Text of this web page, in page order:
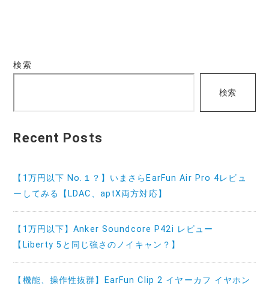
検索
検索
Recent Posts
【1万円以下 No.１？】いまさらEarFun Air Pro 4レビュ
ーしてみる【LDAC、aptX両方対応】
【1万円以下】Anker Soundcore P42i レビュー
【Liberty 5と同じ強さのノイキャン？】
【機能、操作性抜群】EarFun Clip 2 イヤーカフ イヤホン